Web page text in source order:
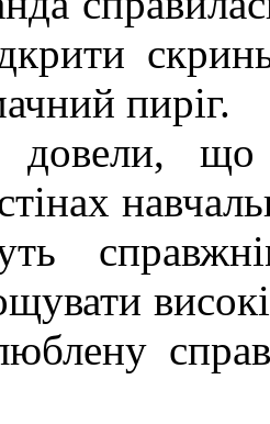
пиріг.
довели,